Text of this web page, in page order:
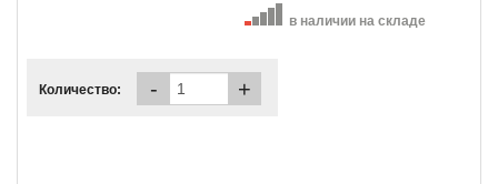
в наличии на складе
Количество: - +